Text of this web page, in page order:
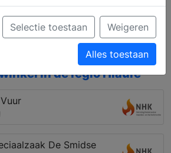
gebied van open haarden,
cv houthaarden, pellet
gaskachels en geschikte
in de regio Hiaure
De Smidse
Selectie toestaan Weigeren
Alles toestaan